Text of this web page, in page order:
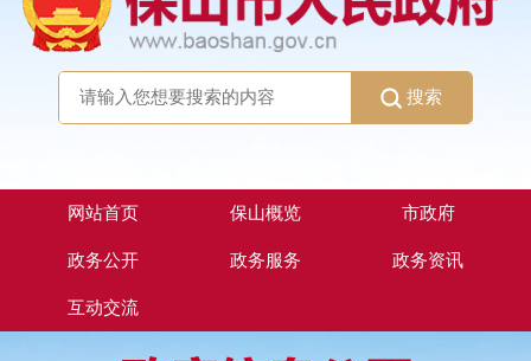
搜索
网站首页 保山概览 市政府
政务公开 政务服务 政务资讯
互动交流